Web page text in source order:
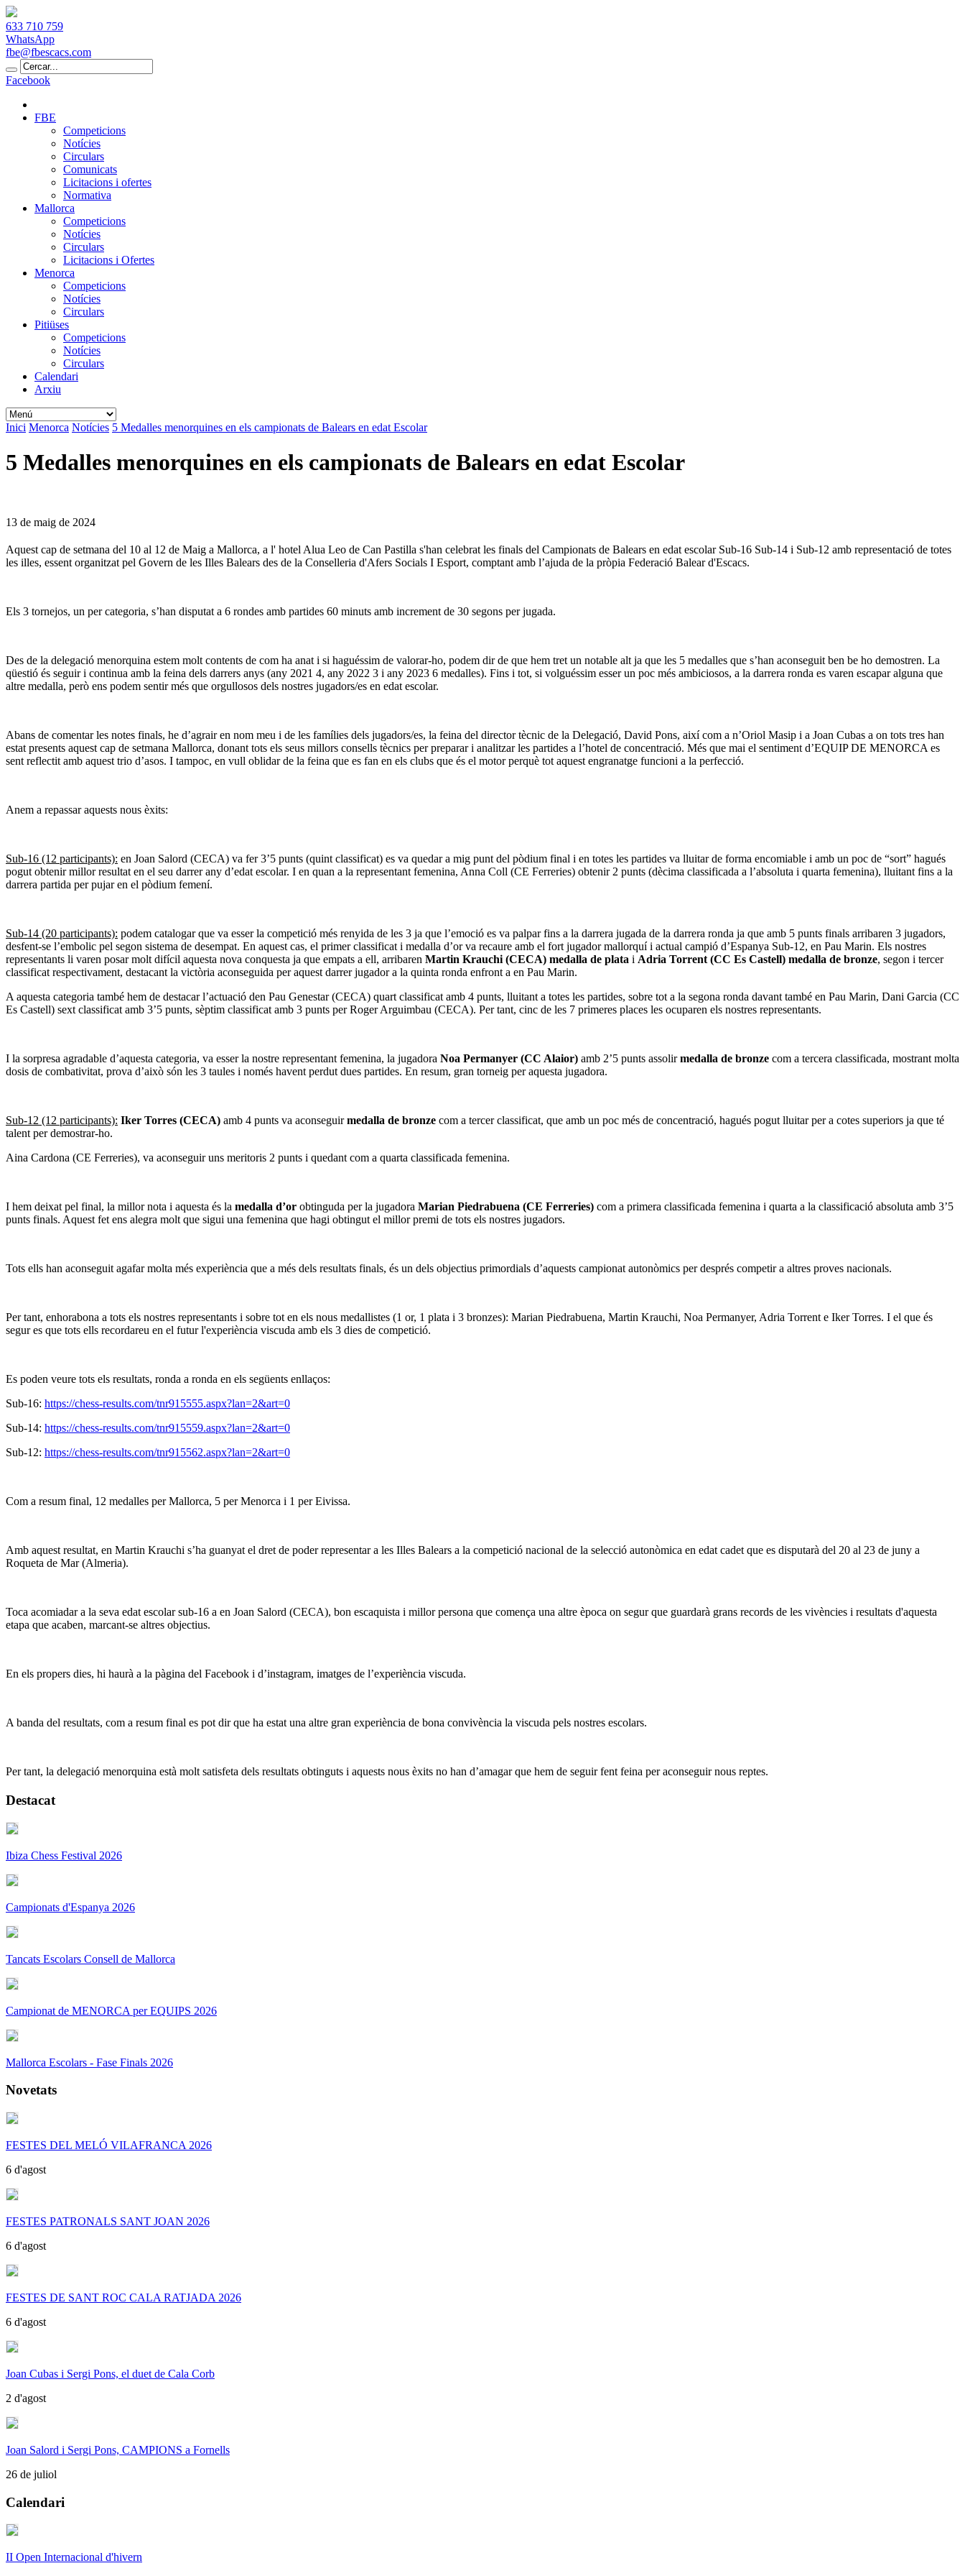
633 710 759
WhatsApp
fbe@fbescacs.com
Facebook
FBE
Competicions
Notícies
Circulars
Comunicats
Licitacions i ofertes
Normativa
Mallorca
Competicions
Notícies
Circulars
Licitacions i Ofertes
Menorca
Competicions
Notícies
Circulars
Pitiüses
Competicions
Notícies
Circulars
Calendari
Arxiu
Inici Menorca Notícies 5 Medalles menorquines en els campionats de Balears en edat Escolar
5 Medalles menorquines en els campionats de Balears en edat Escolar
13 de maig de 2024
Aquest cap de setmana del 10 al 12 de Maig a Mallorca, a l' hotel Alua Leo de Can Pastilla s'han celebrat les finals del Campionats de Balears en edat escolar Sub-16 Sub-14 i Sub-12 amb representació de totes
les illes, essent organitzat pel Govern de les Illes Balears des de la Conselleria d'Afers Socials I Esport, comptant amb l’ajuda de la pròpia Federació Balear d'Escacs.
Els 3 tornejos, un per categoria, s’han disputat a 6 rondes amb partides 60 minuts amb increment de 30 segons per jugada.
Des de la delegació menorquina estem molt contents de com ha anat i si haguéssim de valorar-ho, podem dir de que hem tret un notable alt ja que les 5 medalles que s’han aconseguit ben be ho demostren. La
qüestió és seguir i continua amb la feina dels darrers anys (any 2021 4, any 2022 3 i any 2023 6 medalles). Fins i tot, si volguéssim esser un poc més ambiciosos, a la darrera ronda es varen escapar alguna que
altre medalla, però ens podem sentir més que orgullosos dels nostres jugadors/es en edat escolar.
Abans de comentar les notes finals, he d’agrair en nom meu i de les famílies dels jugadors/es, la feina del director tècnic de la Delegació, David Pons, així com a n’Oriol Masip i a Joan Cubas a on tots tres han
estat presents aquest cap de setmana Mallorca, donant tots els seus millors consells tècnics per preparar i analitzar les partides a l’hotel de concentració. Més que mai el sentiment d’EQUIP DE MENORCA es
sent reflectit amb aquest trio d’asos. I tampoc, en vull oblidar de la feina que es fan en els clubs que és el motor perquè tot aquest engranatge funcioni a la perfecció.
Anem a repassar aquests nous èxits:
Sub-16 (12 participants): en Joan Salord (CECA) va fer 3’5 punts (quint classificat) es va quedar a mig punt del pòdium final i en totes les partides va lluitar de forma encomiable i amb un poc de “sort” hagués
pogut obtenir millor resultat en el seu darrer any d’edat escolar. I en quan a la representant femenina, Anna Coll (CE Ferreries) obtenir 2 punts (dècima classificada a l’absoluta i quarta femenina), lluitant fins a la
darrera partida per pujar en el pòdium femení.
Sub-14 (20 participants): podem catalogar que va esser la competició més renyida de les 3 ja que l’emoció es va palpar fins a la darrera jugada de la darrera ronda ja que amb 5 punts finals arribaren 3 jugadors,
desfent-se l’embolic pel segon sistema de desempat. En aquest cas, el primer classificat i medalla d’or va recaure amb el fort jugador mallorquí i actual campió d’Espanya Sub-12, en Pau Marin. Els nostres
representants li varen posar molt difícil aquesta nova conquesta ja que empats a ell, arribaren Martin Krauchi (CECA) medalla de plata i Adria Torrent (CC Es Castell) medalla de bronze, segon i tercer
classificat respectivament, destacant la victòria aconseguida per aquest darrer jugador a la quinta ronda enfront a en Pau Marin.
A aquesta categoria també hem de destacar l’actuació den Pau Genestar (CECA) quart classificat amb 4 punts, lluitant a totes les partides, sobre tot a la segona ronda davant també en Pau Marin, Dani Garcia (CC
Es Castell) sext classificat amb 3’5 punts, sèptim classificat amb 3 punts per Roger Arguimbau (CECA). Per tant, cinc de les 7 primeres places les ocuparen els nostres representants.
I la sorpresa agradable d’aquesta categoria, va esser la nostre representant femenina, la jugadora Noa Permanyer (CC Alaior) amb 2’5 punts assolirmedalla de bronze com a tercera classificada, mostrant molta
dosis de combativitat, prova d’això són les 3 taules i només havent perdut dues partides. En resum, gran torneig per aquesta jugadora.
Sub-12 (12 participants): Iker Torres (CECA) amb 4 punts va aconseguirmedalla de bronze com a tercer classificat, que amb un poc més de concentració, hagués pogut lluitar per a cotes superiors ja que té
talent per demostrar-ho.
Aina Cardona (CE Ferreries), va aconseguir uns meritoris 2 punts i quedant com a quarta classificada femenina.
I hem deixat pel final, la millor nota i aquesta és la medalla d’or obtinguda per la jugadora Marian Piedrabuena (CE Ferreries) com a primera classificada femenina i quarta a la classificació absoluta amb 3’5
punts finals. Aquest fet ens alegra molt que sigui una femenina que hagi obtingut el millor premi de tots els nostres jugadors.
Tots ells han aconseguit agafar molta més experiència que a més dels resultats finals, és un dels objectius primordials d’aquests campionat autonòmics per després competir a altres proves nacionals.
Per tant, enhorabona a tots els nostres representants i sobre tot en els nous medallistes (1 or, 1 plata i 3 bronzes): Marian Piedrabuena, Martin Krauchi, Noa Permanyer, Adria Torrent e Iker Torres. I el que és
segur es que tots ells recordareu en el futur l'experiència viscuda amb els 3 dies de competició.
Es poden veure tots els resultats, ronda a ronda en els següents enllaços:
Sub-16: https://chess-results.com/tnr915555.aspx?lan=2&art=0
Sub-14: https://chess-results.com/tnr915559.aspx?lan=2&art=0
Sub-12: https://chess-results.com/tnr915562.aspx?lan=2&art=0
Com a resum final, 12 medalles per Mallorca, 5 per Menorca i 1 per Eivissa.
Amb aquest resultat, en Martin Krauchi s’ha guanyat el dret de poder representar a les Illes Balears a la competició nacional de la selecció autonòmica en edat cadet que es disputarà del 20 al 23 de juny a
Roqueta de Mar (Almeria).
Toca acomiadar a la seva edat escolar sub-16 a en Joan Salord (CECA), bon escaquista i millor persona que comença una altre època on segur que guardarà grans records de les vivències i resultats d'aquesta
etapa que acaben, marcant-se altres objectius.
En els propers dies, hi haurà a la pàgina del Facebook i d’instagram, imatges de l’experiència viscuda.
A banda del resultats, com a resum final es pot dir que ha estat una altre gran experiència de bona convivència la viscuda pels nostres escolars.
Per tant, la delegació menorquina està molt satisfeta dels resultats obtinguts i aquests nous èxits no han d’amagar que hem de seguir fent feina per aconseguir nous reptes.
Destacat
Ibiza Chess Festival 2026
Campionats d'Espanya 2026
Tancats Escolars Consell de Mallorca
Campionat de MENORCA per EQUIPS 2026
Mallorca Escolars - Fase Finals 2026
Novetats
FESTES DEL MELÓ VILAFRANCA 2026
6 d'agost
FESTES PATRONALS SANT JOAN 2026
6 d'agost
FESTES DE SANT ROC CALA RATJADA 2026
6 d'agost
Joan Cubas i Sergi Pons, el duet de Cala Corb
2 d'agost
Joan Salord i Sergi Pons, CAMPIONS a Fornells
26 de juliol
Calendari
II Open Internacional d'hivern